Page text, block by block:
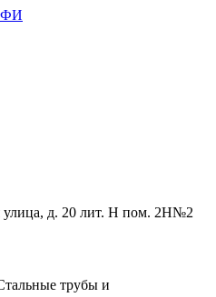
улица, д. 20 лит. Н пом. 2Н№2